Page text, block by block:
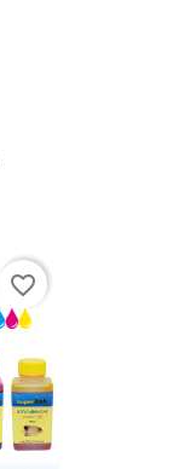
favorite_border